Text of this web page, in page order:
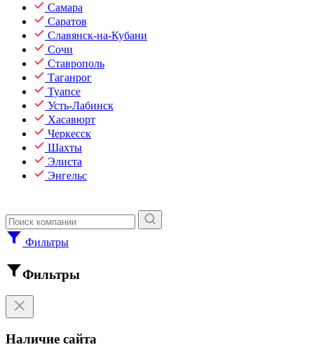
Самара
Саратов
Славянск-на-Кубани
Сочи
Ставрополь
Таганрог
Туапсе
Усть-Лабинск
Хасавюрт
Черкесск
Шахты
Элиста
Энгельс
Фильтры
Фильтры
Наличие сайта